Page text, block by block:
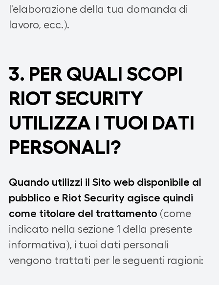
l'elaborazione della tua domanda di
lavoro, ecc.).
3. PER QUALI SCOPI
RIOT SECURITY
UTILIZZA I TUOI DATI
PERSONALI?
Quando utilizzi il Sito web disponibile al
pubblico e Riot Security agisce quindi
come titolare del trattamento (come
indicato nella sezione 1 della presente
informativa), i tuoi dati personali
vengono trattati per le seguenti ragioni: